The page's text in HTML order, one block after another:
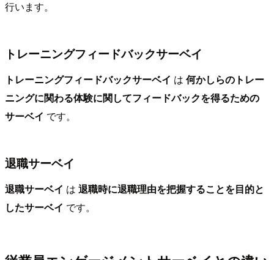
行います。
トレーニングフィードバックサーベイ
トレーニングフィードバックサーベイ は 何かしらのトレー
ニングに関わる体験に関してフィードバックを得るための
サーベイ です。
退職サーベイ
退職サーベイ は 退職時に退職理由を把握することを目的と
したサーベイ です。